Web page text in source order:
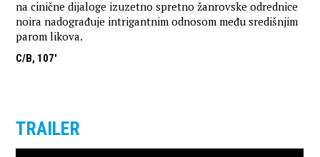
na cinične dijaloge izuzetno spretno žanrovske odrednice
noira nadograđuje intrigantnim odnosom među središnjim
parom likova.
C/B, 107'
TRAILER